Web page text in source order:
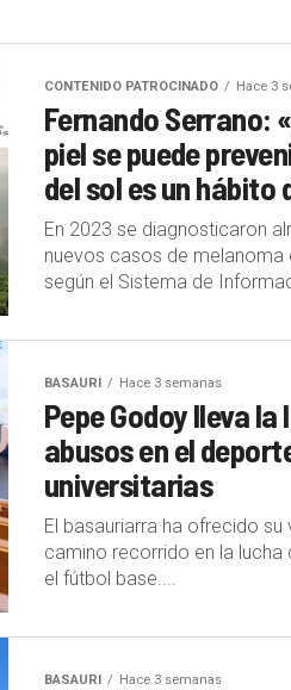
CONTENIDO PATROCINADO Hace 3
Fernando Serrano:
piel se puede
del sol es un hábito
En 2023 se diagnosticaron
nuevos casos de melanoma
según el Sistema de
BASAURI Hace 3 semanas
Pepe Godoy lleva
abusos en el
universitarias
El basauriarra ha ofrecido su
camino recorrido en la lucha
el fútbol base....
BASAURI Hace 3 semanas